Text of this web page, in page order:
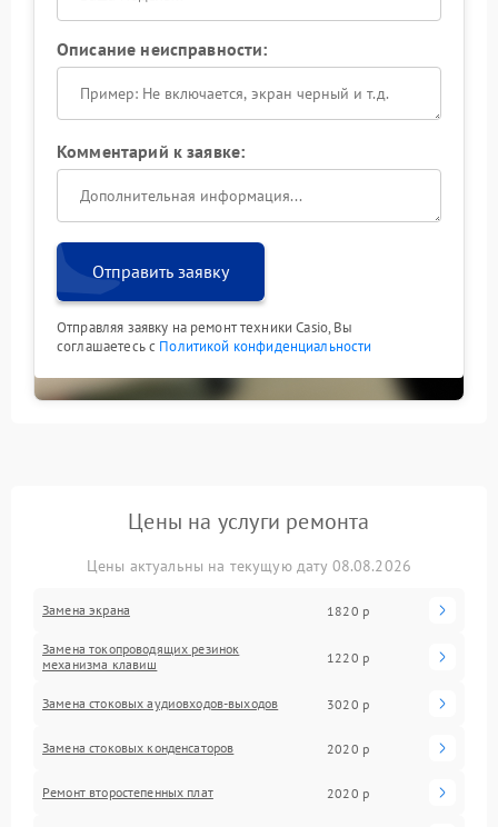
Описание неисправности:
Комментарий к заявке:
Отправить заявку
Отправляя заявку на ремонт техники Casio, Вы
соглашаетесь с Политикой конфиденциальности
Цены на услуги ремонта
Цены актуальны на текущую дату 08.08.2026
Замена экрана 1820 р
Замена токопроводящих резинок
механизма клавиш
1220 р
Замена стоковых аудиовходов-выходов 3020 р
Замена стоковых конденсаторов 2020 р
Ремонт второстепенных плат 2020 р